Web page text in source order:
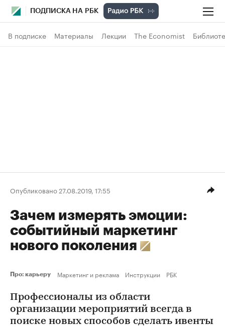
ПОДПИСКА НА РБК
В подписке Материалы Лекции The Economist
Опубликовано 27.08.2019, 17:55
Зачем измерять эмоции:
событийный маркетинг
нового поколения
Про: карьеру Маркетинг и реклама Инструкции РБК
Профессионалы из области
организации мероприятий всегда в
поиске новых способов сделать ивенты